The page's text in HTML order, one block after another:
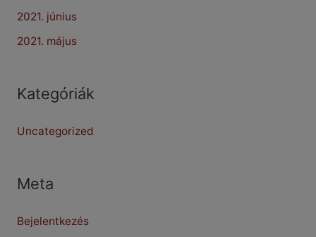
2021. június
2021. május
Kategóriák
Uncategorized
Meta
Bejelentkezés